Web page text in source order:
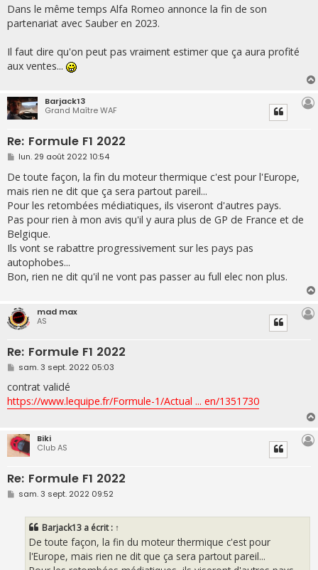
s
s
a
Dans le même temps Alfa Romeo annonce la fin de son
partenariat avec Sauber en 2023.
Il faut dire qu'on peut pas vraiment estimer que ça aura profité
aux ventes...
Barjack13
Grand Maître WAF
Re: Formule F1 2022
M
s
s
a
g
e
lun. 29 août 2022 10:54
De toute façon, la fin du moteur thermique c'est pour l'Europe,
mais rien ne dit que ça sera partout pareil...
Pour les retombées médiatiques, ils viseront d'autres pays.
Pas pour rien à mon avis qu'il y aura plus de GP de France et de
Belgique.
Ils vont se rabattre progressivement sur les pays pas
autophobes...
Bon, rien ne dit qu'il ne vont pas passer au full elec non plus.
mad max
AS
Re: Formule F1 2022
M
s
s
a
g
sam. 3 sept. 2022 05:03
contrat validé
https://www.lequipe.fr/Formule-1/Actual ... en/1351730
Biki
Club AS
Re: Formule F1 2022
M
sam. 3 sept. 2022 09:52
Barjack13 a écrit : ↑
De toute façon, la fin du moteur thermique c'est pour
l'Europe, mais rien ne dit que ça sera partout pareil...